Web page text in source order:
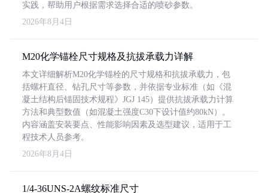
实践，帮助用户根据需求选择合适的喷砂参数。
2026年8月4日
M20化学锚栓尺寸规格及抗拔承载力详解
本文详细解析M20化学锚栓的尺寸规格和抗拔承载力，包
括螺杆直径、钻孔尺寸等参数，并依据专业标准（如《混
凝土结构后锚固技术规程》JGJ 145）提供抗拔承载力计算
方法和典型数值（如混凝土强度C30下设计值约80kN）。
内容涵盖安装要点、性能影响因素及选型建议，适用于工
程技术人员参考。
2026年8月4日
1/4-36UNS-2A螺纹标准尺寸